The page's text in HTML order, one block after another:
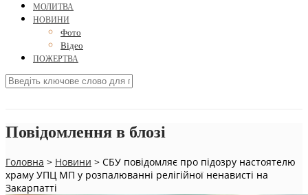
МОЛИТВА
НОВИНИ
Фото
Відео
ПОЖЕРТВА
Повідомлення в блозі
Головна > Новини > СБУ повідомляє про підозру настоятелю
храму УПЦ МП у розпалюванні релігійної ненависті на
Закарпатті